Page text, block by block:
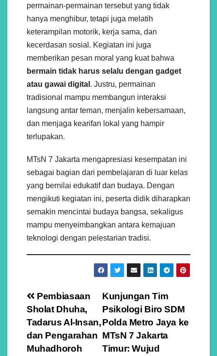
permainan-permainan tersebut yang tidak
hanya menghibur, tetapi juga melatih
keterampilan motorik, kerja sama, dan
kecerdasan sosial. Kegiatan ini juga
memberikan pesan moral yang kuat bahwa
bermain tidak harus selalu dengan gadget
atau gawai digital . Justru, permainan
tradisional mampu membangun interaksi
langsung antar teman, menjalin kebersamaan,
dan menjaga kearifan lokal yang hampir
terlupakan.
MTsN 7 Jakarta mengapresiasi kesempatan ini
sebagai bagian dari pembelajaran di luar kelas
yang bernilai edukatif dan budaya. Dengan
mengikuti kegiatan ini, peserta didik diharapkan
semakin mencintai budaya bangsa, sekaligus
mampu menyeimbangkan antara kemajuan
teknologi dengan pelestarian tradisi.
Navigasi
pos
Kunjungan Tim
Psikologi Biro SDM
Polda Metro Jaya ke
MTsN 7 Jakarta
Timur: Wujud
Pembiasaan
Sholat Dhuha,
Tadarus Al-Insan,
dan Pengarahan
Muhadhoroh